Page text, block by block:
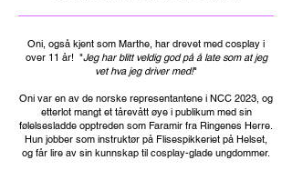
Oni, også kjent som Marthe, har drevet med cosplay i
over 11 år! "Jeg har blitt veldig god på å late som at jeg
vet hva jeg driver med!"
Oni var en av de norske representantene i NCC 2023, og
etterlot mangt et tårevått øye i publikum med sin
følelsesladde opptreden som Faramir fra Ringenes Herre.
Hun jobber som instruktør på Flisespikkeriet på Helset,
og får lire av sin kunnskap til cosplay-glade ungdommer.